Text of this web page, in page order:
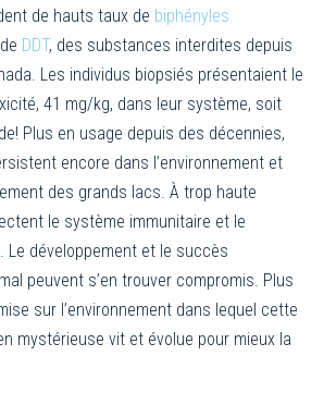
de hauts taux de biphényles
DDT, des substances interdites depuis
Les individus biopsiés présentaient le
41 mg/kg, dans leur système, soit
Plus en usage depuis des décennies,
encore dans l’environnement et
des grands lacs. À trop haute
le système immunitaire et le
Le développement et le succès
peuvent s’en trouver compromis. Plus
sur l’environnement dans lequel cette
mystérieuse vit et évolue pour mieux la